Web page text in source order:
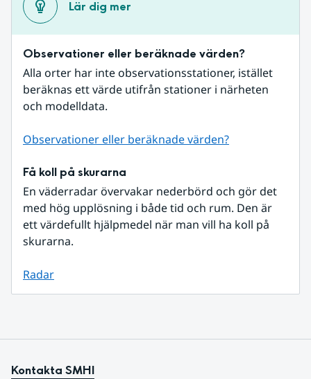
Lär dig mer
Observationer eller beräknade värden?
Alla orter har inte observationsstationer, istället
beräknas ett värde utifrån stationer i närheten
och modelldata.
Observationer eller beräknade värden?
Få koll på skurarna
En väderradar övervakar nederbörd och gör det
med hög upplösning i både tid och rum. Den är
ett värdefullt hjälpmedel när man vill ha koll på
skurarna.
Radar
Kontakta SMHI